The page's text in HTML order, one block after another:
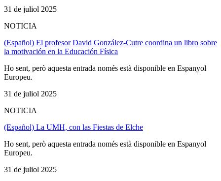
31 de juliol 2025
NOTICIA
(Español) El profesor David González-Cutre coordina un libro sobre
la motivación en la Educación Física
Ho sent, però aquesta entrada només està disponible en Espanyol
Europeu.
31 de juliol 2025
NOTICIA
(Español) La UMH, con las Fiestas de Elche
Ho sent, però aquesta entrada només està disponible en Espanyol
Europeu.
31 de juliol 2025